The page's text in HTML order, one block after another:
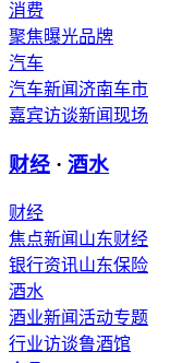
消费
聚焦曝光品牌
汽车
汽车新闻济南车市
嘉宾访谈新闻现场
财经 · 酒水
财经
焦点新闻 山东财经
银行资讯山东保险
酒水
酒业新闻活动专题
行业访谈鲁酒馆